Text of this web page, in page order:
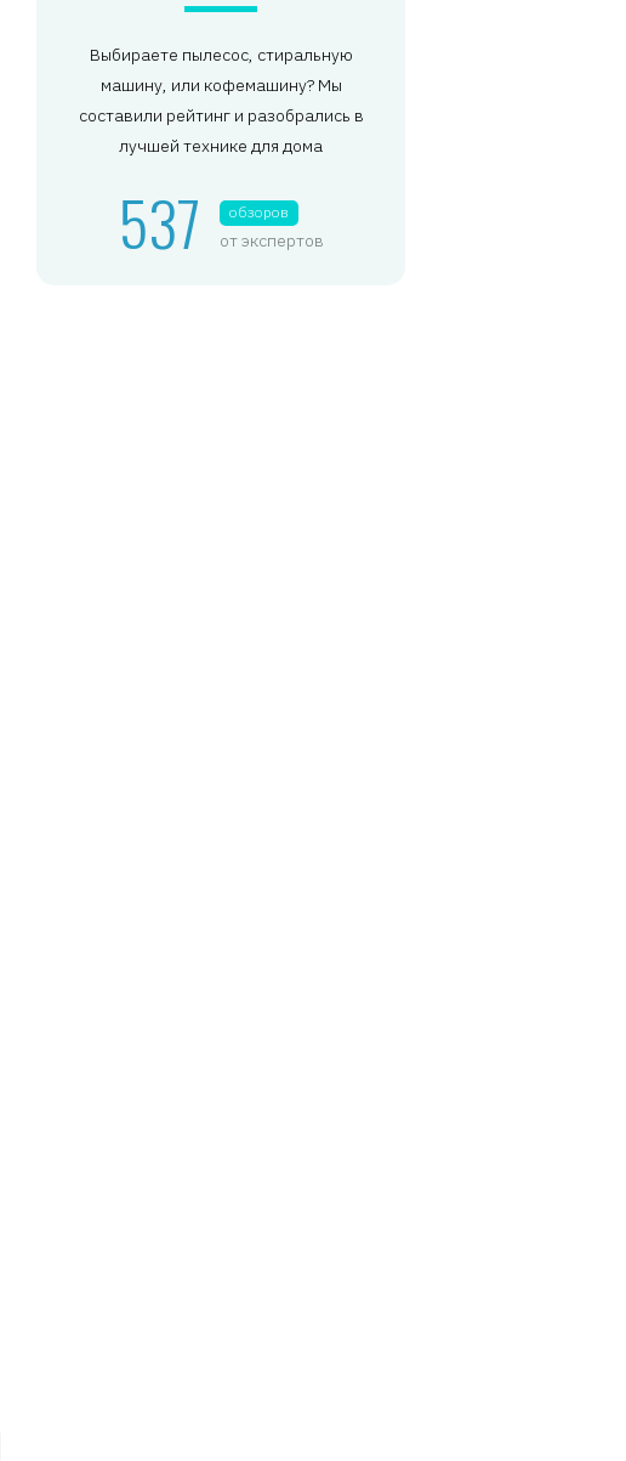
Выбираете пылесос, стиральную
машину, или кофемашину? Мы
составили рейтинг и разобрались в
лучшей технике для дома
537 обзоров
от экспертов